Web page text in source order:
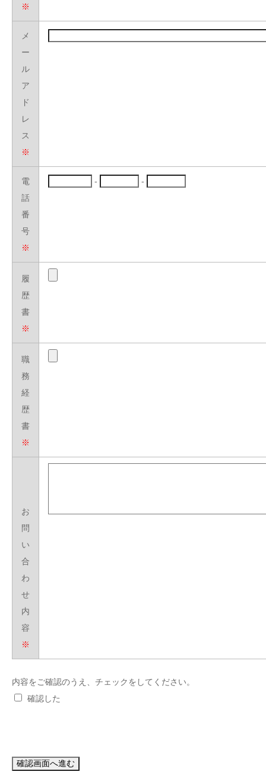
※
メ
ー
ル
ア
ド
レ
ス
※
電
話
番
号
※
- -
履
歴
書
※
職
務
経
歴
書
※
お
問
い
合
わ
せ
内
容
※
内容をご確認のうえ、チェックをしてください。
確認した